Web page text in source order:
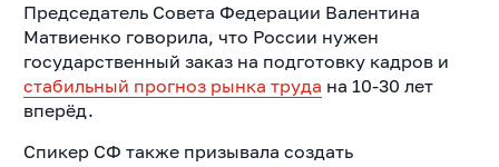
Председатель Совета Федерации Валентина
Матвиенко говорила, что России нужен
государственный заказ на подготовку кадров и
стабильный прогноз рынка труда на 10-30 лет
вперёд.
Спикер СФ также призывала создать